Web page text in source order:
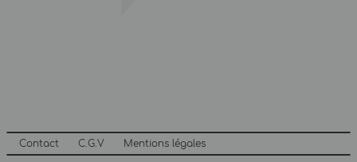
Contact C.G.V Mentions légales